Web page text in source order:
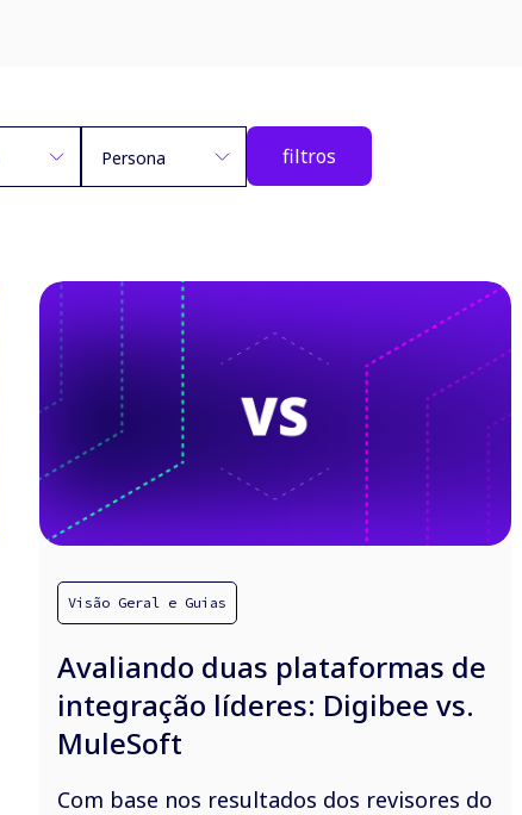
Persona filtros
Visão Geral e Guias
Avaliando duas plataformas de
integração líderes: Digibee vs.
MuleSoft
Com base nos resultados dos revisores do